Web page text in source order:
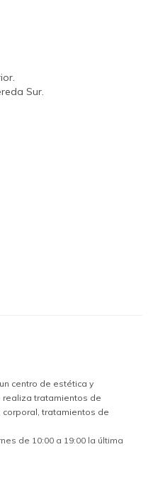
Sur.
centro de estética y
realiza tratamientos de
corporal, tratamientos de
de 10:00 a 19:00 la última